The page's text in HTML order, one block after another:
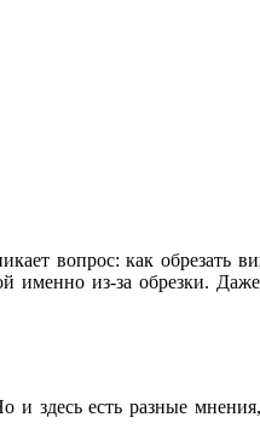
вопрос: как обрезать
именно из-за обрезки.
и здесь есть разные